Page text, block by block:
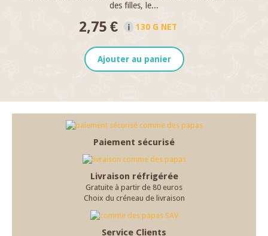
des filles, le...
2,75 € 130 G NET
Ajouter au panier
Paiement sécurisé
Livraison réfrigérée
Gratuite à partir de 80 euros
Choix du créneau de livraison
Service Clients